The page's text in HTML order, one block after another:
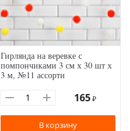
Гирлянда на веревке с
помпончиками 3 см х 30 шт х
3 м, №11 ассорти
165 ₽
В корзину